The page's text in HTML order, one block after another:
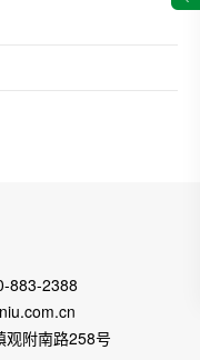
883-2388
观附南路258号